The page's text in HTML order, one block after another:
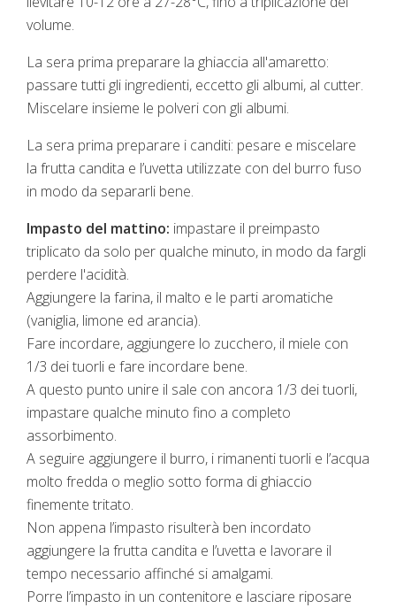
volume.
La sera prima preparare la ghiaccia all'amaretto:
passare tutti gli ingredienti, eccetto gli albumi, al cutter.
Miscelare insieme le polveri con gli albumi.
La sera prima preparare i canditi: pesare e miscelare
la frutta candita e l’uvetta utilizzate con del burro fuso
in modo da separarli bene.
Impasto del mattino: impastare il preimpasto
triplicato da solo per qualche minuto, in modo da fargli
perdere l'acidità.
Aggiungere la farina, il malto e le parti aromatiche
(vaniglia, limone ed arancia).
Fare incordare, aggiungere lo zucchero, il miele con
1/3 dei tuorli e fare incordare bene.
A questo punto unire il sale con ancora 1/3 dei tuorli,
impastare qualche minuto fino a completo
assorbimento.
A seguire aggiungere il burro, i rimanenti tuorli e l’acqua
molto fredda o meglio sotto forma di ghiaccio
finemente tritato.
Non appena l’impasto risulterà ben incordato
aggiungere la frutta candita e l’uvetta e lavorare il
tempo necessario affinché si amalgami.
Porre l’impasto in un contenitore e lasciare riposare